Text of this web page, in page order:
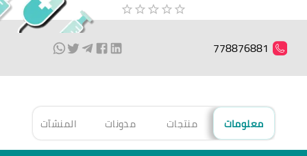
778876881
معلومات منتجات مدونات المنشآت